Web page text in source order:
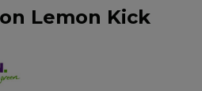
Lemon Kick